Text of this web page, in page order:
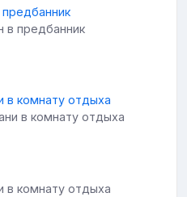
в предбанник
в комнату отдыха